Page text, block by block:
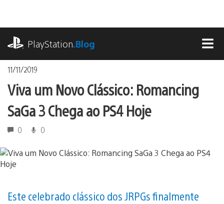
o
conteúdoPlayStation.Blog
11/11/2019
Viva um Novo Clássico: Romancing
SaGa 3 Chega ao PS4 Hoje
0 0
Este celebrado clássico dos JRPGs finalmente